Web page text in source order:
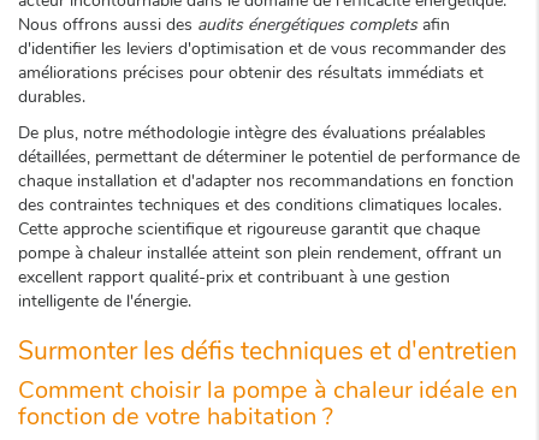
Nous offrons aussi des audits énergétiques completsafin
d'identifier les leviers d'optimisation et de vous recommander des
améliorations précises pour obtenir des résultats immédiats et
durables.
De plus, notre méthodologie intègre des évaluations préalables
détaillées, permettant de déterminer le potentiel de performance de
chaque installation et d'adapter nos recommandations en fonction
des contraintes techniques et des conditions climatiques locales.
Cette approche scientifique et rigoureuse garantit que chaque
pompe à chaleur installée atteint son plein rendement, offrant un
excellent rapport qualité-prix et contribuant à une gestion
intelligente de l'énergie.
Surmonter les défis techniques et d'entretien
Comment choisir la pompe à chaleur idéale en
fonction de votre habitation ?